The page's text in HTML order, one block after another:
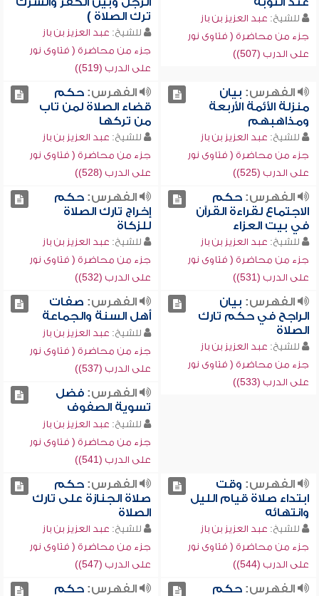
للشيخ: عبد العزيز بن باز
جزء من محاضرة ( فتاوى نور
على الدرب (507))
ترك الصلاة )
للشيخ: عبد العزيز بن باز
جزء من محاضرة ( فتاوى نور
على الدرب (519))
الفهرس: بيان
منزلة الأئمة الأربعة
ومذاهبهم
للشيخ: عبد العزيز بن باز
جزء من محاضرة ( فتاوى نور
على الدرب (525))
الفهرس:حكم
قضاء الصلاة لمن تاب
من تركها
للشيخ: عبد العزيز بن باز
جزء من محاضرة ( فتاوى نور
على الدرب (528))
الفهرس:حكم
الاجتماع لقراءة القرآن
في بيت العزاء
للشيخ: عبد العزيز بن باز
جزء من محاضرة ( فتاوى نور
على الدرب (531))
الفهرس:حكم
إخراج تارك الصلاة
للزكاة
للشيخ: عبد العزيز بن باز
جزء من محاضرة ( فتاوى نور
على الدرب (532))
الفهرس: بيان
الراجح في حكم تارك
الصلاة
للشيخ: عبد العزيز بن باز
جزء من محاضرة ( فتاوى نور
على الدرب (533))
الفهرس: صفات
أهل السنة والجماعة
للشيخ: عبد العزيز بن باز
جزء من محاضرة ( فتاوى نور
على الدرب (537))
الفهرس:فضل
تسوية الصفوف
للشيخ: عبد العزيز بن باز
جزء من محاضرة ( فتاوى نور
على الدرب (541))
الفهرس: وقت
ابتداء صلاة قيام الليل
وانتهائه
للشيخ: عبد العزيز بن باز
جزء من محاضرة ( فتاوى نور
على الدرب (544))
الفهرس:حكم
صلاة الجنازة على تارك
الصلاة
للشيخ: عبد العزيز بن باز
جزء من محاضرة ( فتاوى نور
على الدرب (547))
الفهرس:حكم
الفهرس:حكم